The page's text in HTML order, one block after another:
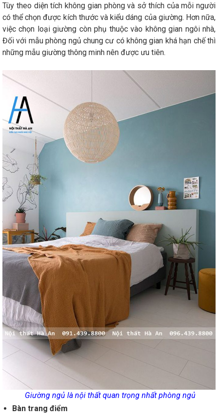
Tùy theo diện tích không gian phòng và sở thích của mỗi người
có thể chọn được kích thước và kiểu dáng của giường. Hơn nữa,
việc chọn loại giường còn phụ thuộc vào không gian ngôi nhà,
Đối với mẫu phòng ngủ chung cư có không gian khá hạn chế thì
những mẫu giường thông minh nên được ưu tiên.
Giường ngủ là nội thất quan trọng nhất phòng ngủ
Bàn trang điểm